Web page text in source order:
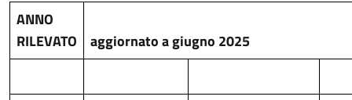
ANNO
RILEVATO
aggiornato a giugno 2025